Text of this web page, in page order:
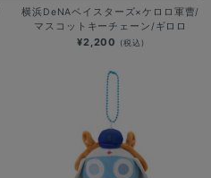
横浜DeNAベイスターズ×ケロロ軍曹/
マスコットキーチェーン/ギロロ
¥2,200 (税込)